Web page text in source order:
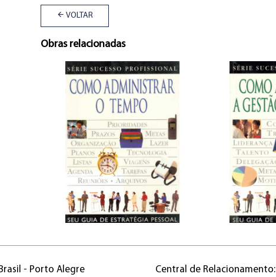
VOLTAR
Obras relacionadas
- Porto Alegre Central de Relacionamento: